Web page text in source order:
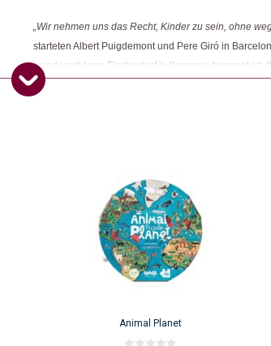
Dieses Produkt weiterempfehlen:
„Wir nehmen uns das Recht, Kinder zu sein, ohne
starteten Albert Puigdemont und Pere Giró in
wunderschönen Fischerdorf in Kamerun benannt ist.
Spielzeuge wieder aufleben zu lassen. Mittlerweile
Animal Planet